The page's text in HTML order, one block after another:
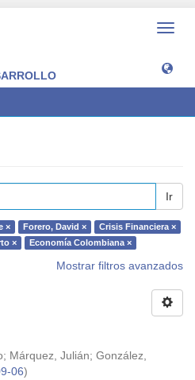
Ir
× Forero, David ×
Crisis Financiera ×
× Economía Colombiana ×
Mostrar filtros avanzados
; Márquez, Julián; González,
06)